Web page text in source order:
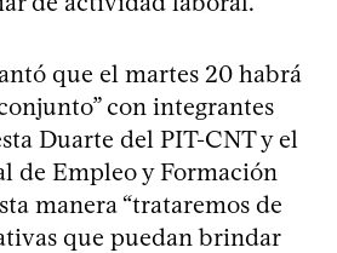
que el martes 20 habrá
con integrantes
Duarte del PIT-CNT y el
de Empleo y Formación
manera “trataremos de
que puedan brindar